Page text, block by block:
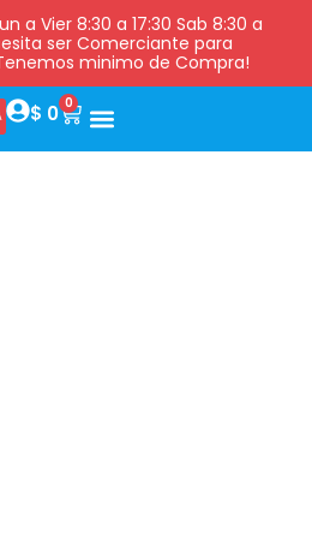
a Vier 8:30 a 17:30 Sab 8:30 a
ser Comerciante para
minimo de Compra!
$ 0 0